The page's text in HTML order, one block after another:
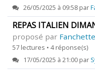
26/05/2025 à 09:58 par
REPAS ITALIEN
proposé par Fanchette
57 lectures • 4 réponse(s)
17/05/2025 à 21:00 par